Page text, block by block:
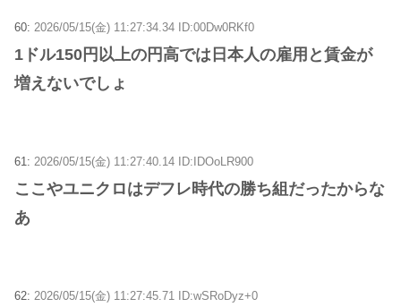
60: 2026/05/15(金) 11:27:34.34 ID:00Dw0RKf0
1ドル150円以上の円高では日本人の雇用と賃金が
増えないでしょ
61: 2026/05/15(金) 11:27:40.14 ID:IDOoLR900
ここやユニクロはデフレ時代の勝ち組だったからな
あ
62: 2026/05/15(金) 11:27:45.71 ID:wSRoDyz+0